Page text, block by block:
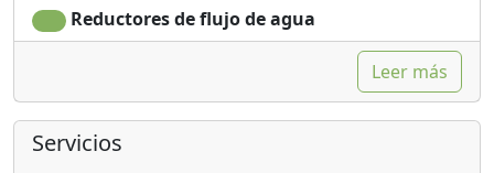
Reductores de flujo de agua
Leer más
Servicios